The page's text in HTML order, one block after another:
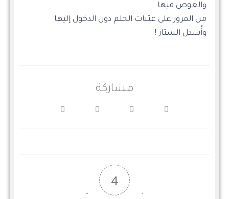
والغوص فيها
من المرور على عتبات الحلم دون الدخول إليها
وأُسدل الستار !
مشاركة
4